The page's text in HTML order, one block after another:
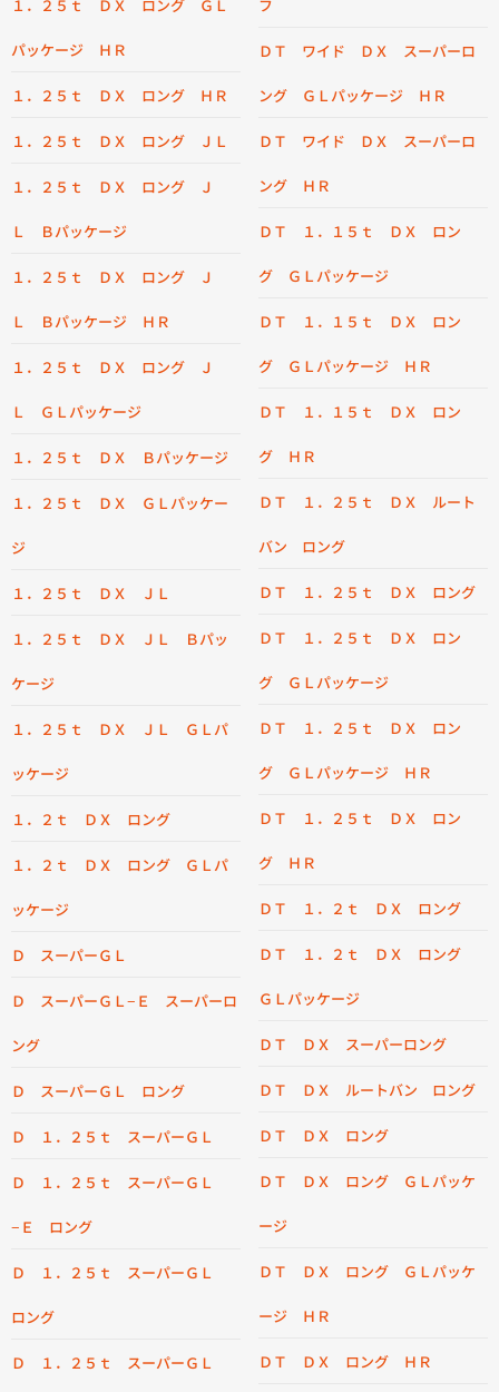
１．２５ｔ ＤＸ ロング ＧＬ
パッケージ ＨＲ
１．２５ｔ ＤＸ ロング ＨＲ
１．２５ｔ ＤＸ ロング ＪＬ
１．２５ｔ ＤＸ ロング Ｊ
Ｌ Ｂパッケージ
１．２５ｔ ＤＸ ロング Ｊ
Ｌ Ｂパッケージ ＨＲ
１．２５ｔ ＤＸ ロング Ｊ
Ｌ ＧＬパッケージ
１．２５ｔ ＤＸ Ｂパッケージ
１．２５ｔ ＤＸ ＧＬパッケー
ジ
１．２５ｔ ＤＸ ＪＬ
１．２５ｔ ＤＸ ＪＬ Ｂパッ
ケージ
１．２５ｔ ＤＸ ＪＬ ＧＬパ
ッケージ
１．２ｔ ＤＸ ロング
１．２ｔ ＤＸ ロング ＧＬパ
ッケージ
Ｄ スーパーＧＬ
Ｄ スーパーＧＬ−Ｅ スーパーロ
ング
Ｄ スーパーＧＬ ロング
Ｄ １．２５ｔ スーパーＧＬ
Ｄ １．２５ｔ スーパーＧＬ
−Ｅ ロング
Ｄ １．２５ｔ スーパーＧＬ
ロング
Ｄ １．２５ｔ スーパーＧＬ
フ
ＤＴ ワイド ＤＸ スーパーロ
ング ＧＬパッケージ ＨＲ
ＤＴ ワイド ＤＸ スーパーロ
ング ＨＲ
ＤＴ １．１５ｔ ＤＸ ロン
グ ＧＬパッケージ
ＤＴ １．１５ｔ ＤＸ ロン
グ ＧＬパッケージ ＨＲ
ＤＴ １．１５ｔ ＤＸ ロン
グ ＨＲ
ＤＴ １．２５ｔ ＤＸ ルート
バン ロング
ＤＴ １．２５ｔ ＤＸ ロング
ＤＴ １．２５ｔ ＤＸ ロン
グ ＧＬパッケージ
ＤＴ １．２５ｔ ＤＸ ロン
グ ＧＬパッケージ ＨＲ
ＤＴ １．２５ｔ ＤＸ ロン
グ ＨＲ
ＤＴ １．２ｔ ＤＸ ロング
ＤＴ １．２ｔ ＤＸ ロング
ＧＬパッケージ
ＤＴ ＤＸ スーパーロング
ＤＴ ＤＸ ルートバン ロング
ＤＴ ＤＸ ロング
ＤＴ ＤＸ ロング ＧＬパッケ
ージ
ＤＴ ＤＸ ロング ＧＬパッケ
ージ ＨＲ
ＤＴ ＤＸ ロング ＨＲ